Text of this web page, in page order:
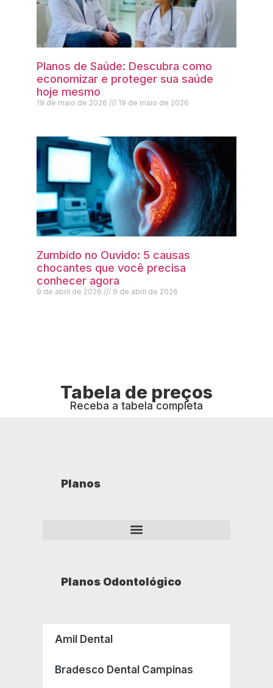
Planos de Saúde: Descubra como
economizar e proteger sua saúde
hoje mesmo
19 de maio de 2026 19 de maio de 2026
Zumbido no Ouvido: 5 causas
chocantes que você precisa
conhecer agora
9 de abril de 2026 9 de abril de 2026
Tabela de preços
Receba a tabela completa
Planos
Planos Odontológico
Amil Dental
Bradesco Dental Campinas